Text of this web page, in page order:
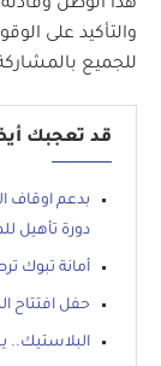
هذا الوطن
والتأكيد على
للجميع
قد تعجبك
بدعم اوقاف
دورة تأهيل
أمانة تبوك
حفل افتتاح
البلاستيك..